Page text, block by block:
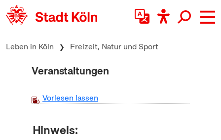
zum Inhalt springen
Leben in Köln Freizeit, Natur und Sport
Veranstaltungen
Vorlesen lassen
Hinweis: